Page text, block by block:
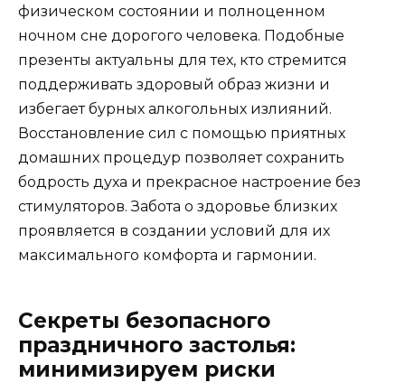
физическом состоянии и полноценном
ночном сне дорогого человека. Подобные
презенты актуальны для тех, кто стремится
поддерживать здоровый образ жизни и
избегает бурных алкогольных излияний.
Восстановление сил с помощью приятных
домашних процедур позволяет сохранить
бодрость духа и прекрасное настроение без
стимуляторов. Забота о здоровье близких
проявляется в создании условий для их
максимального комфорта и гармонии.
Секреты безопасного
праздничного застолья:
минимизируем риски